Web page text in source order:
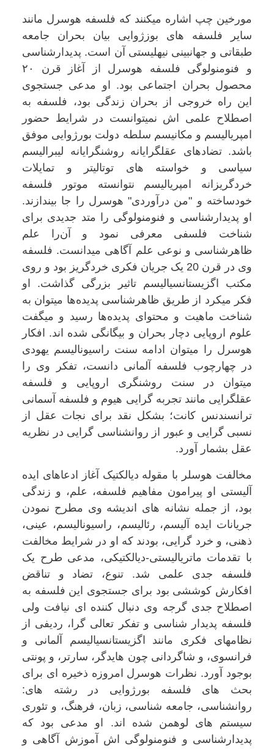
مورخین چپ اشاره میکنند که فلسفه هوسرل مانند
سایر فلسفه های بوزژوایی بیان بحران جامعه
طبقاتی و جهانبینی نیهلیستی آن است. پدیدارشناسی
و فنومنولوگی فلسفه هوسرل از آغاز قرن ۲۰
محصول بحران اجتماعی بود. او مدعی جستجوی
این راه خروجی از بحران زندگی بود، فلسفه به
اصطلاح علمی اش نمیتوانست در شرایط حضور
امپریالیسم و مکانیسم سلطه دولت بورژوایی موفق
باشد. تضادهای عقلگرایانه روشنگرایانه لیبرالیسم
سیاسی و خواسته های توتالیتر و تمایلات
خردگریزانه امپریالیسم نتوانسته موتور فلسفه
خودساخته و "من درآوردی" هوسرل را جا بیندازند.
او پدیدارشناسی و فنومنولوگی را متد جدیدی برای
شناخت فلسفی معرفی نمود و آن‌را علم
ظاهرشناسی و نوعی علم آگاهی میدانست. فلسفه
وی در قرن 20 یک جریان فکری خردگریز بود و روی
مکتب اگزیستانسیالیسم تاثیر بزرگی گذاشت. او
فکر میکرد از طریق ظاهرشناسی پدیده‌ها میتوان به
شناخت ماهیت و محتوای پدیده‌ها رسید و میگفت
علوم اروپایی دچار بحران و بیگانگی شده اند. افکار
هوسرل را میتوان ادامه سنت راسیونالیسم یهودی
در چهارچوب فلسفه آلمانی دانست، تفکر وی را
میتوان در سنت روشنگری اروپایی و فلسفه
عقلگرایی مانند تجربه گرایی هیوم و فلسفه آسمانی
ترانسندنس کانت؛ بشکل نقد برای نجات عقل از
نسبی گرایی و عبور از روانشناسی گرایی در نظریه
عقل بشمار آورد.
مخالفت هوسلر با مقوله دیالکتیک آغاز ادعاهای ایده
آلیستی او پیرامون مفاهیم فلسفه، علم، و زندگی
بود، از جمله نشانه های اندیشه وی مطرح نمودن
جریانات ایده آلیسم، رئالیسم، راسیونالیسم، عینی،
ذهنی، و خرد گرایی، بودند که او در شرایط مخالفت
با تقدمات ماتریالیستی-دیالکتیکی، مدعی طرح یک
فلسفه جدی علمی شد. تنوع، تضاد و تناقض
افکارش کوششی بود برای جستجوی این فلسفه به
اصطلاح جدی گرجه وی دنبال کننده ای نیافت ولی
فلسفه پدیدار شناسی و تفکر تعالی گرا، ردیفی از
نظامهای فکری مانند اگزیستانسیالیسم آلمانی و
فرانسوی، و شاگردانی چون هایدگر، سارتر، و پونتی
بوجود آورد. نظرات هوسرل امروزه ذخیره ای برای
بحث های فلسفه بورژوایی در رشته های:
روانشناسی، جامعه شناسی، زبان، فرهنگ، و تئوری
سیستم های لوهمن شده اند. او مدعی بود که
پدیدارشناسی و فنومنولوگی اش آموزش آگاهی و